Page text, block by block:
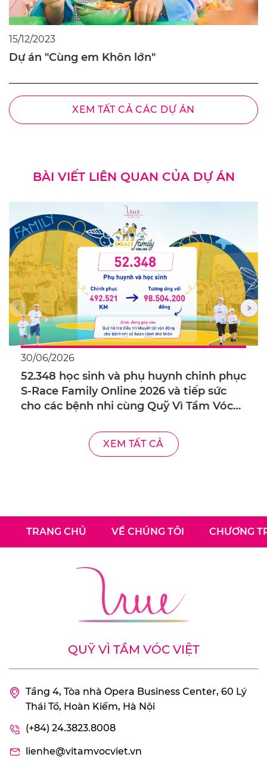
15/12/2023
Dự án "Cùng em Khôn lớn"
XEM TẤT CẢ CÁC DỰ ÁN
BÀI VIẾT LIÊN QUAN CỦA DỰ ÁN
30/06/2026
52.348 học sinh và phụ huynh chinh phục
S-Race Family Online 2026 và tiếp sức
cho các bệnh nhi cùng Quỹ Vì Tầm Vóc
XEM TẤT CẢ
TRANG CHỦ VỀ CHÚNG TÔI CHƯƠNG
QUỸ VÌ TẦM VÓC VIỆT
Tầng 4, Tòa nhà Opera Business Center, 60 Lý
Thái Tổ, Hoàn Kiếm, Hà Nội
(+84) 24.3823.8008
lienhe@vitamvocviet.vn